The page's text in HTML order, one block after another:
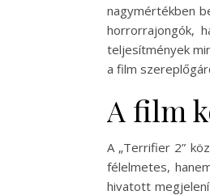
nagymértékben
horrorrajongók,
teljesítmények
a film
A film
A „Terrifier 2”
félelmetes,
hivatott